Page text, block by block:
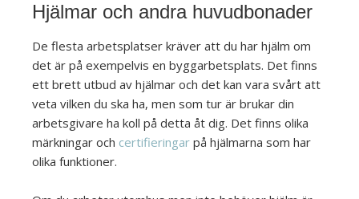
Hjälmar och andra huvudbonader
De flesta arbetsplatser kräver att du har hjälm om
det är på exempelvis en byggarbetsplats. Det finns
ett brett utbud av hjälmar och det kan vara svårt att
veta vilken du ska ha, men som tur är brukar din
arbetsgivare ha koll på detta åt dig. Det finns olika
märkningar och certifieringar på hjälmarna som har
olika funktioner.